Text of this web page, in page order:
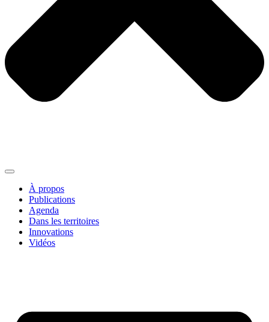
À propos
Publications
Agenda
Dans les territoires
Innovations
Vidéos